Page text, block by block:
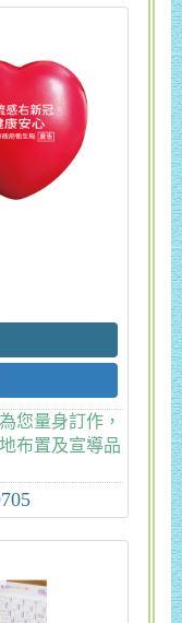
您量身訂作，
布置及宣導品